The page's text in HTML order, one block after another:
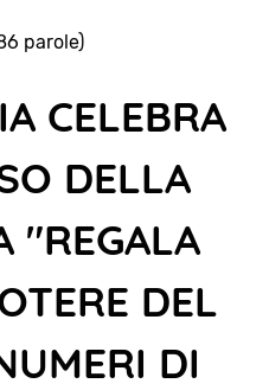
parole)
CELEBRA
DELLA
"REGALA
DEL
DI